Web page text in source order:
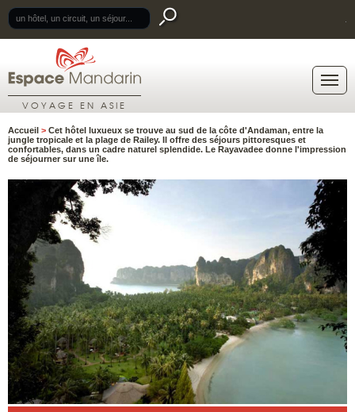
VOYAGE EN ASIE
Accueil > Cet hôtel luxueux se trouve au sud de la côte d'Andaman, entre la
jungle tropicale et la plage de Railey. Il offre des séjours pittoresques et
confortables, dans un cadre naturel splendide. Le Rayavadee donne l'impression
de séjourner sur une île.